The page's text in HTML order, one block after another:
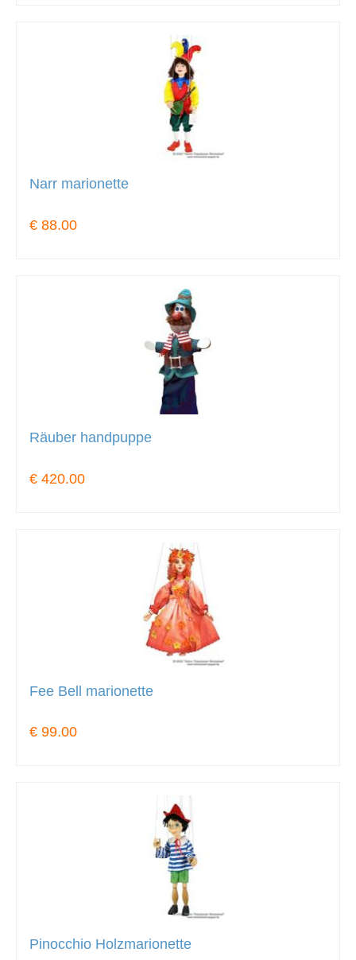
Narr marionette
€ 88.00
Räuber handpuppe
€ 420.00
Fee Bell marionette
€ 99.00
Pinocchio Holzmarionette